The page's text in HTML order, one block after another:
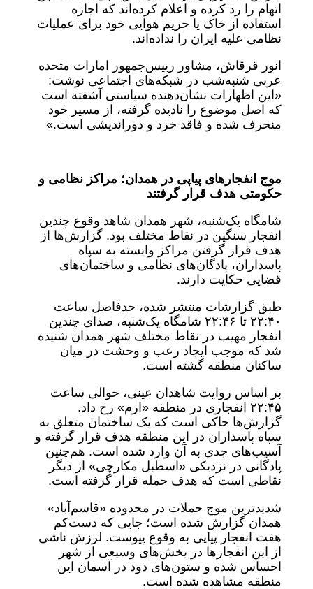
اتهام را رد کرده و اعلام کرده‌اند که اجازه
استفاده از خاک یا حریم هوایی خود برای عملیات
نظامی علیه ایران را نداده‌اند.
انور قرقاش، مشاور رییس‌جمهور امارات متحده
عربی شنبه‌شب در شبکه‌های اجتماعی نوشت:
«این اظهارات نشان‌دهنده سیاستی آشفته است
که اصل موضوع را نادیده گرفته، از مسیر خود
منحرف شده و فاقد خرد و دوراندیشی است.»
موج انفجارهای پیاپی در همدان؛ مراکز نظامی و
حکومتی هدف قرار گرفتند
شامگاه یک‌شنبه، شهر همدان شاهد وقوع چندین
انفجار سنگین در نقاط مختلف بود. گزارش‌ها از
هدف قرار گرفتن مراکز وابسته به سپاه
پاسداران، پادگان‌های نظامی و ساختمان‌های
قضایی حکایت دارند.
طبق گزارشات منتشر شده، حدفاصل ساعت
۲۲:۴۰ تا ۲۲:۴۶ شامگاه یک‌شنبه، صدای چندین
انفجار مهیب در نقاط مختلف شهر همدان شنیده
شد که موجب ایجاد رعب و وحشت در میان
ساکنان منطقه گشته است.
بر اساس روایت شاهدان عینی، حوالی ساعت
۲۲:۴۵ انفجاری در منطقه «ارم» رخ داد.
گزارش‌ها حاکی است که یک ساختمان متعلق به
سپاه پاسداران در این منطقه هدف قرار گرفته و
آسیب‌های جدی به آن وارد شده است. هم‌چنین
پادگانی در نزدیکی «اسطبل مکارچی» از دیگر
نقاطی است که هدف حمله قرار گرفته است.
شدیدترین موج حملات در محدوده «قاسم‌آباد»
همدان گزارش شده است؛ جایی که دست‌کم
هفت انفجار پیاپی به وقوع پیوست. لرزش ناشی
از این انفجارها در بخش‌های وسیعی از شهر
احساس شده و ستون‌های دود در آسمان این
منطقه مشاهده شده است.